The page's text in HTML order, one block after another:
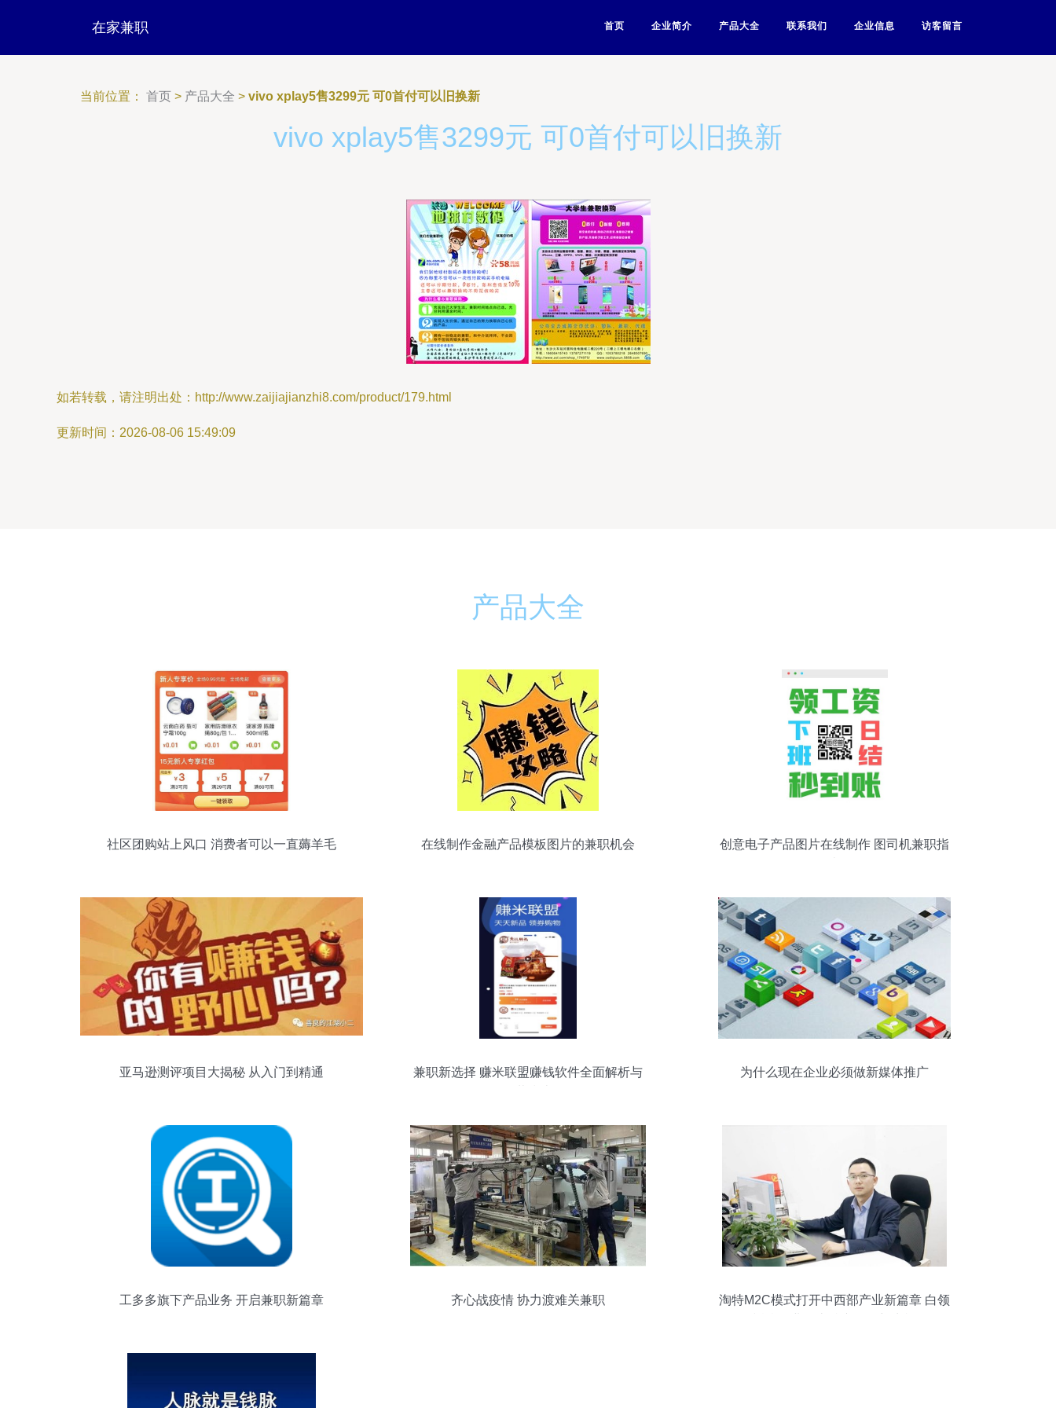
在家兼职 首页 企业简介 产品大全 联系我们 企业信息 访客留言
当前位置： 首页 > 产品大全 > vivo xplay5售3299元 可0首付可以旧换新
vivo xplay5售3299元 可0首付可以旧换新
如若转载，请注明出处：http://www.zaijiajianzhi8.com/product/179.html
更新时间：2026-08-06 15:49:09
产品大全
社区团购站上风口 消费者可以一直薅羊毛
在线制作金融产品模板图片的兼职机会
创意电子产品图片在线制作 图司机兼职指
亚马逊测评项目大揭秘 从入门到精通
兼职新选择 赚米联盟赚钱软件全面解析与
为什么现在企业必须做新媒体推广
工多多旗下产品业务 开启兼职新篇章 齐心战疫情 协力渡难关兼职
淘特M2C模式打开中西部产业新篇章 白领